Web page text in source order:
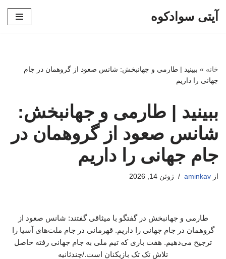
آیتی سوادکوه
خانه » ببینید | طارمی و جهانبخش: شانس صعود از گروهمان در جام
جهانی را داریم
ببینید | طارمی و جهانبخش:
شانس صعود از گروهمان در
جام جهانی را داریم
از aminkav ژوئن 14, 2026
طارمی و جهانبخش در گفتگو با میثاقی گفتند: شانس صعود از
گروهمان در جام جهانی را داریم. قهرمانی در جام ملت‌های آسیا را
ترجیح می‌دهیم. هفت باری که تیم ملی به جام جهانی رفته حاصل
تلاش تک تک بازیکنان است./چندثانیه